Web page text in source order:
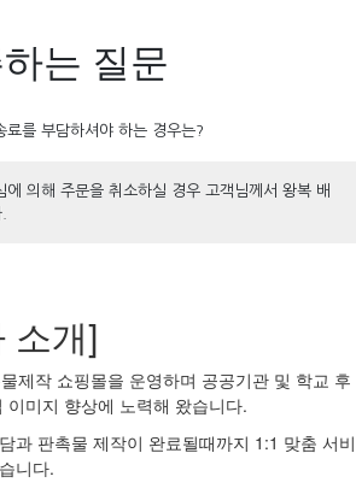
는 질문
를 부담하셔야 하는 경우는?
에 의해 주문을 취소하실 경우 고객님께서 왕복 배
소개]
제작 쇼핑몰을 운영하며 공공기관 및 학교 후
이미지 향상에 노력해 왔습니다.
과 판촉물 제작이 완료될때까지 1:1 맞춤 서비
니다.